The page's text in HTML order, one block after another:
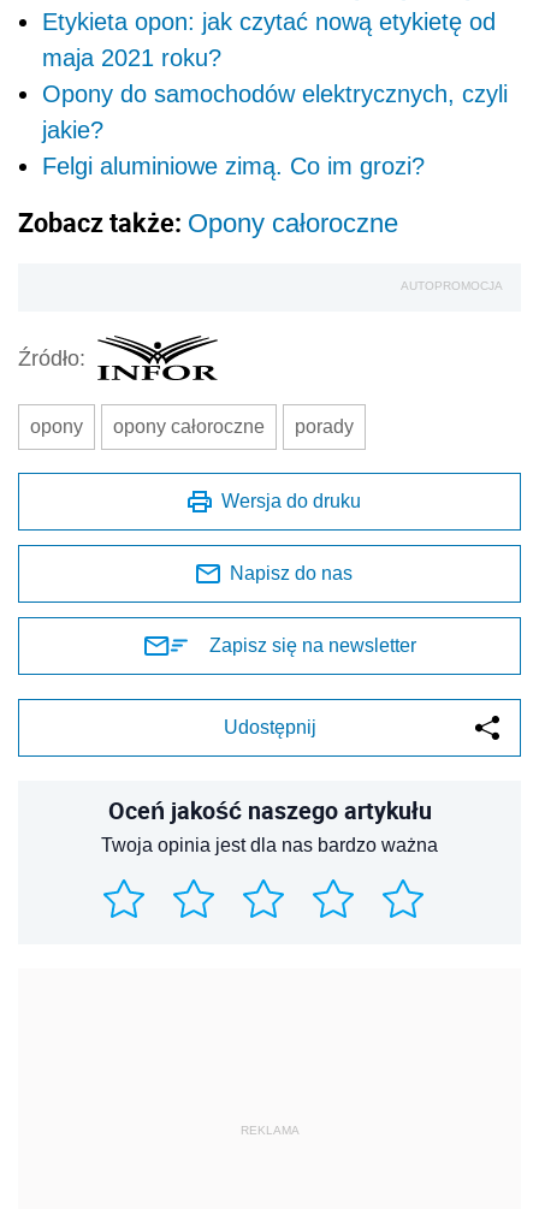
Etykieta opon: jak czytać nową etykietę od
maja 2021 roku?
Opony do samochodów elektrycznych, czyli
jakie?
Felgi aluminiowe zimą. Co im grozi?
Zobacz także: Opony całoroczne
AUTOPROMOCJA
Źródło:
opony opony całoroczne porady
Wersja do druku
Napisz do nas
Zapisz się na newsletter
Udostępnij
Oceń jakość naszego artykułu
Twoja opinia jest dla nas bardzo ważna
REKLAMA